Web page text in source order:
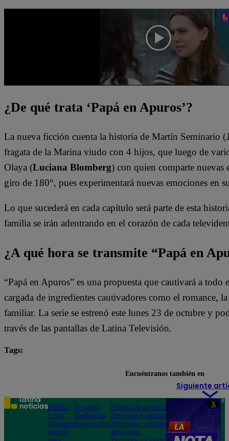
X
¿De qué trata ‘Papá en Apuros’?
La nueva ficción cuenta la historia de Martín Seminario (
fragata de la Marina viudo con 4 hijos, que luego de
Olaya (Luciana Blomberg) con quien comparte nuevas
giro de 180°, pues experimentará nuevas emociones en
Lo que sucederá en cada capítulo será parte de esta
familia se irán adentrando en el corazón de cada
¿A qué hora se transmite “Papá en
“Papá en Apuros” es una propuesta que cautivará a
cargada de ingredientes cautivadores como el romance,
familiar. La serie se estrenó este lunes 23 de octubre y
través de las pantallas de Latina Televisión.
Tags:
Siguiente
Encuéntranos también en
Política
Lima
Deportes
Mundo
Te ayudo
Tendencias
Espectáculos
Política de privacidad
Términos y condiciones
Términos y condiciones
aplicación
Teléfono: 219
Av. San
Felipe 968
Jesús María